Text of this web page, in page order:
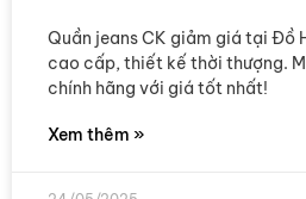
Quần jeans CK giảm giá tại Đồ
cao cấp, thiết kế thời thượng.
chính hãng với giá tốt nhất!
Xem thêm »